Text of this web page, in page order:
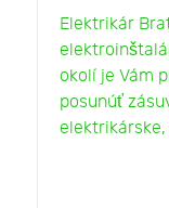
Elektrikár
okolí je Vám
posunúť
elektrikárske,